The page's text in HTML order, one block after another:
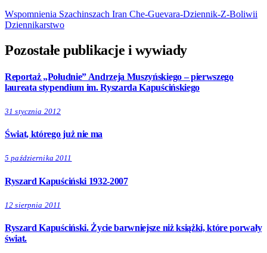
Wspomnienia Szachinszach Iran Che-Guevara-Dziennik-Z-Boliwii
Dziennikarstwo
Pozostałe publikacje i wywiady
Reportaż „Południe” Andrzeja Muszyńskiego – pierwszego
laureata stypendium im. Ryszarda Kapuścińskiego
31 stycznia 2012
Świat, którego już nie ma
5 października 2011
Ryszard Kapuściński 1932-2007
12 sierpnia 2011
Ryszard Kapuściński. Życie barwniejsze niż książki, które porwały
świat.